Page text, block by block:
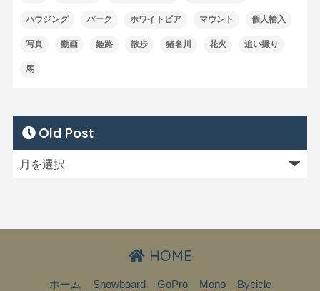
ハウジング パーク ホワイトピア マウント 個人輸入
写真 動画 姫路 散歩 猪名川 花火 追い撮り
馬
Old Post
HOME
ホーム Snowboard GoPro Mono Bycicle